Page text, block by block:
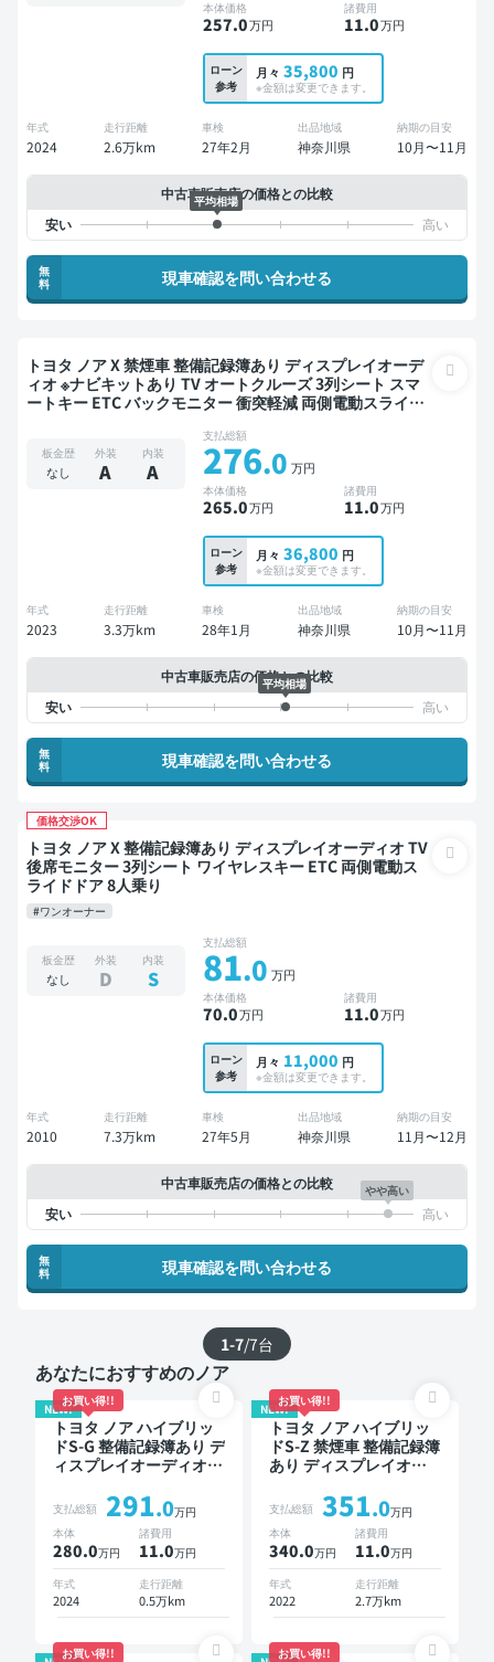
本体価格
257.0万円
諸費用
11.0万円
ローン
参考
月々 35,800 円
※金額は変更できます。
年式
2024
走行距離
2.6万km
車検
27年2月
出品地域
神奈川県
納期の目安
10月〜11月
中古車販売店の価格との比較
平均相場
無
料
現車確認を問い合わせる
トヨタ ノア X 禁煙車 整備記録簿あり ディスプレイオーデ
ィオ ※ナビキットあり TV オートクルーズ 3列シート スマ
ートキー ETC バックモニター 衝突軽減 両側電動スライド
板金歴
なし
外装
A
内装
A
支払総額
276.0 万円
本体価格
265.0万円
諸費用
11.0万円
ローン
参考
月々 36,800 円
※金額は変更できます。
年式
2023
走行距離
3.3万km
車検
28年1月
出品地域
神奈川県
納期の目安
10月〜11月
中古車販売店の価格との比較
平均相場
無
料
現車確認を問い合わせる
価格交渉OK
トヨタ ノア X 整備記録簿あり ディスプレイオーディオ TV
後席モニター 3列シート ワイヤレスキー ETC 両側電動ス
ライドドア 8人乗り
#ワンオーナー
板金歴
なし
外装
D
内装
S
支払総額
81.0 万円
本体価格
70.0万円
諸費用
11.0万円
ローン
参考
月々 11,000 円
※金額は変更できます。
年式
2010
走行距離
7.3万km
車検
27年5月
出品地域
神奈川県
納期の目安
11月〜12月
中古車販売店の価格との比較 やや高い
無
料
現車確認を問い合わせる
1-7/7台
あなたにおすすめのノア
NEW!
お買い得!!
トヨタ ノア ハイブリッ
ドS-G 整備記録簿あり デ
ィスプレイオーディオ ※
トクルーズ 3列シート ス
マートキー バックモニ
ター ドライブレコーダ
ー 衝突軽減 7人乗り
支払総額 291.0万円
本体
280.0万円
諸費用
11.0万円
年式
2024
走行距離
0.5万km
NEW!
お買い得!!
トヨタ ノア ハイブリッ
ドS-Z 禁煙車 整備記録簿
あり ディスプレイオー
TV ブラインドスポット
モニター デジタルイン
ナーミラー オートクル
ーズ 3列シート スマート
キー ETC 電動バックド
ア バックモニター 衝突
軽減 両側電動スライド
支払総額 351.0万円
本体
340.0万円
諸費用
11.0万円
年式
2022
走行距離
2.7万km
お買い得!! お買い得!!